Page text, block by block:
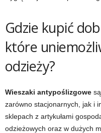
Gdzie kupić
które
odzieży?
Wieszaki antypoślizgowe
zarówno stacjonarnych, jak i
sklepach z artykułami
odzieżowych oraz w dużych